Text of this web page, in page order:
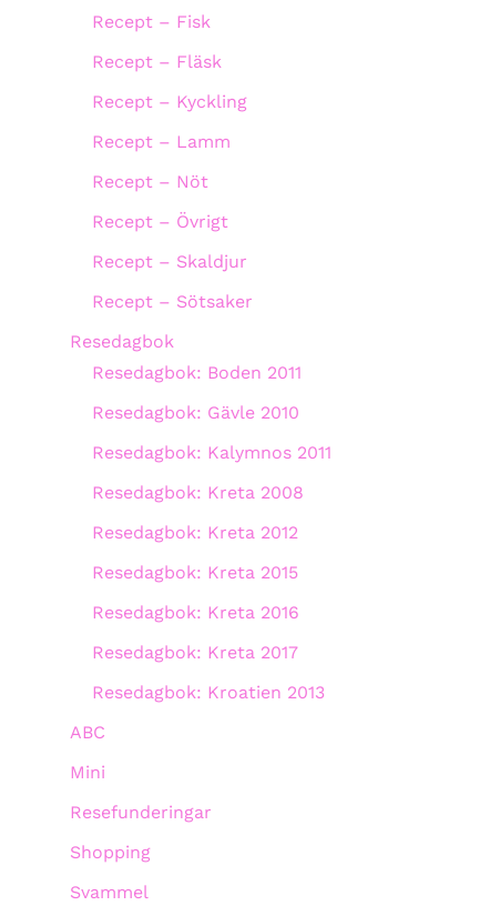
Recept – Fisk
Recept – Fläsk
Recept – Kyckling
Recept – Lamm
Recept – Nöt
Recept – Övrigt
Recept – Skaldjur
Recept – Sötsaker
Resedagbok
Resedagbok: Boden 2011
Resedagbok: Gävle 2010
Resedagbok: Kalymnos 2011
Resedagbok: Kreta 2008
Resedagbok: Kreta 2012
Resedagbok: Kreta 2015
Resedagbok: Kreta 2016
Resedagbok: Kreta 2017
Resedagbok: Kroatien 2013
ABC
Mini
Resefunderingar
Shopping
Svammel